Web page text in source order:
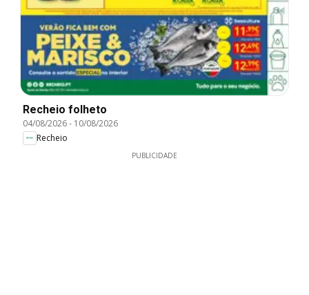
Recheio folheto
04/08/2026- 10/08/2026
Recheio
PUBLICIDADE